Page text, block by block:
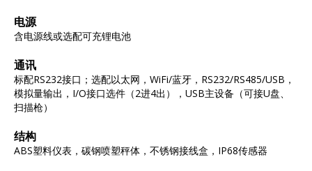
电源
含电源线或选配可充锂电池
通讯
标配RS232接口；选配以太网，WiFi/蓝牙，RS232/RS485/USB，
模拟量输出，I/O接口选件（2进4出），USB主设备（可接U盘、
扫描枪）
结构
ABS塑料仪表，碳钢喷塑秤体，不锈钢接线盒，IP68传感器